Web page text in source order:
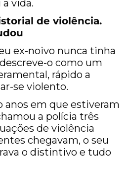
vida.
de violência.
ex-noivo nunca tinha
o como um
rápido a
se violento.
anos em que estiveram
a polícia três
de violência
chegavam, o seu
o distintivo e tudo